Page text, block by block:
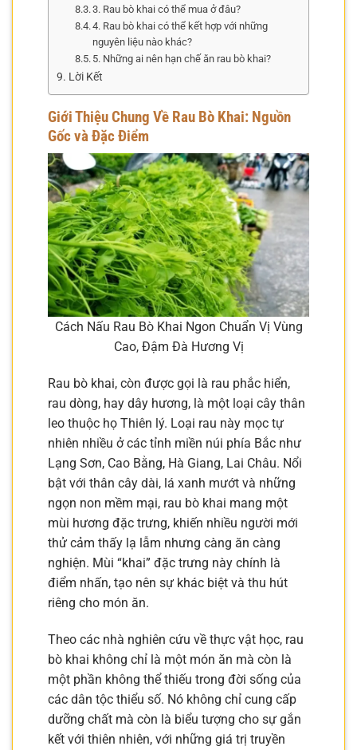
3. Rau bò khai có thể mua ở đâu?
4. Rau bò khai có thể kết hợp với những
nguyên liệu nào khác?
5. Những ai nên hạn chế ăn rau bò khai?
Lời Kết
Giới Thiệu Chung Về Rau Bò Khai: Nguồn
Gốc và Đặc Điểm
Cách Nấu Rau Bò Khai Ngon Chuẩn Vị Vùng
Cao, Đậm Đà Hương Vị
Rau bò khai, còn được gọi là rau phắc hiển,
rau dòng, hay dây hương, là một loại cây thân
leo thuộc họ Thiên lý. Loại rau này mọc tự
nhiên nhiều ở các tỉnh miền núi phía Bắc như
Lạng Sơn, Cao Bằng, Hà Giang, Lai Châu. Nổi
bật với thân cây dài, lá xanh mướt và những
ngọn non mềm mại, rau bò khai mang một
mùi hương đặc trưng, khiến nhiều người mới
thử cảm thấy lạ lẫm nhưng càng ăn càng
nghiện. Mùi “khai” đặc trưng này chính là
điểm nhấn, tạo nên sự khác biệt và thu hút
riêng cho món ăn.
Theo các nhà nghiên cứu về thực vật học, rau
bò khai không chỉ là một món ăn mà còn là
một phần không thể thiếu trong đời sống của
các dân tộc thiểu số. Nó không chỉ cung cấp
dưỡng chất mà còn là biểu tượng cho sự gắn
kết với thiên nhiên, với những giá trị truyền